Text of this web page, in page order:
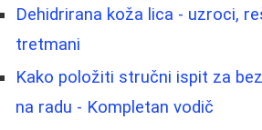
Dehidrirana koža lica - uzroci,
tretmani
Kako položiti stručni ispit za
na radu - Kompletan vodič